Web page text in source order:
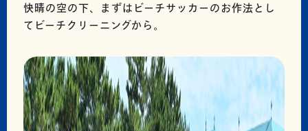
快晴の空の下、まずはビーチサッカーのお作法とし
てビーチクリーニングから。